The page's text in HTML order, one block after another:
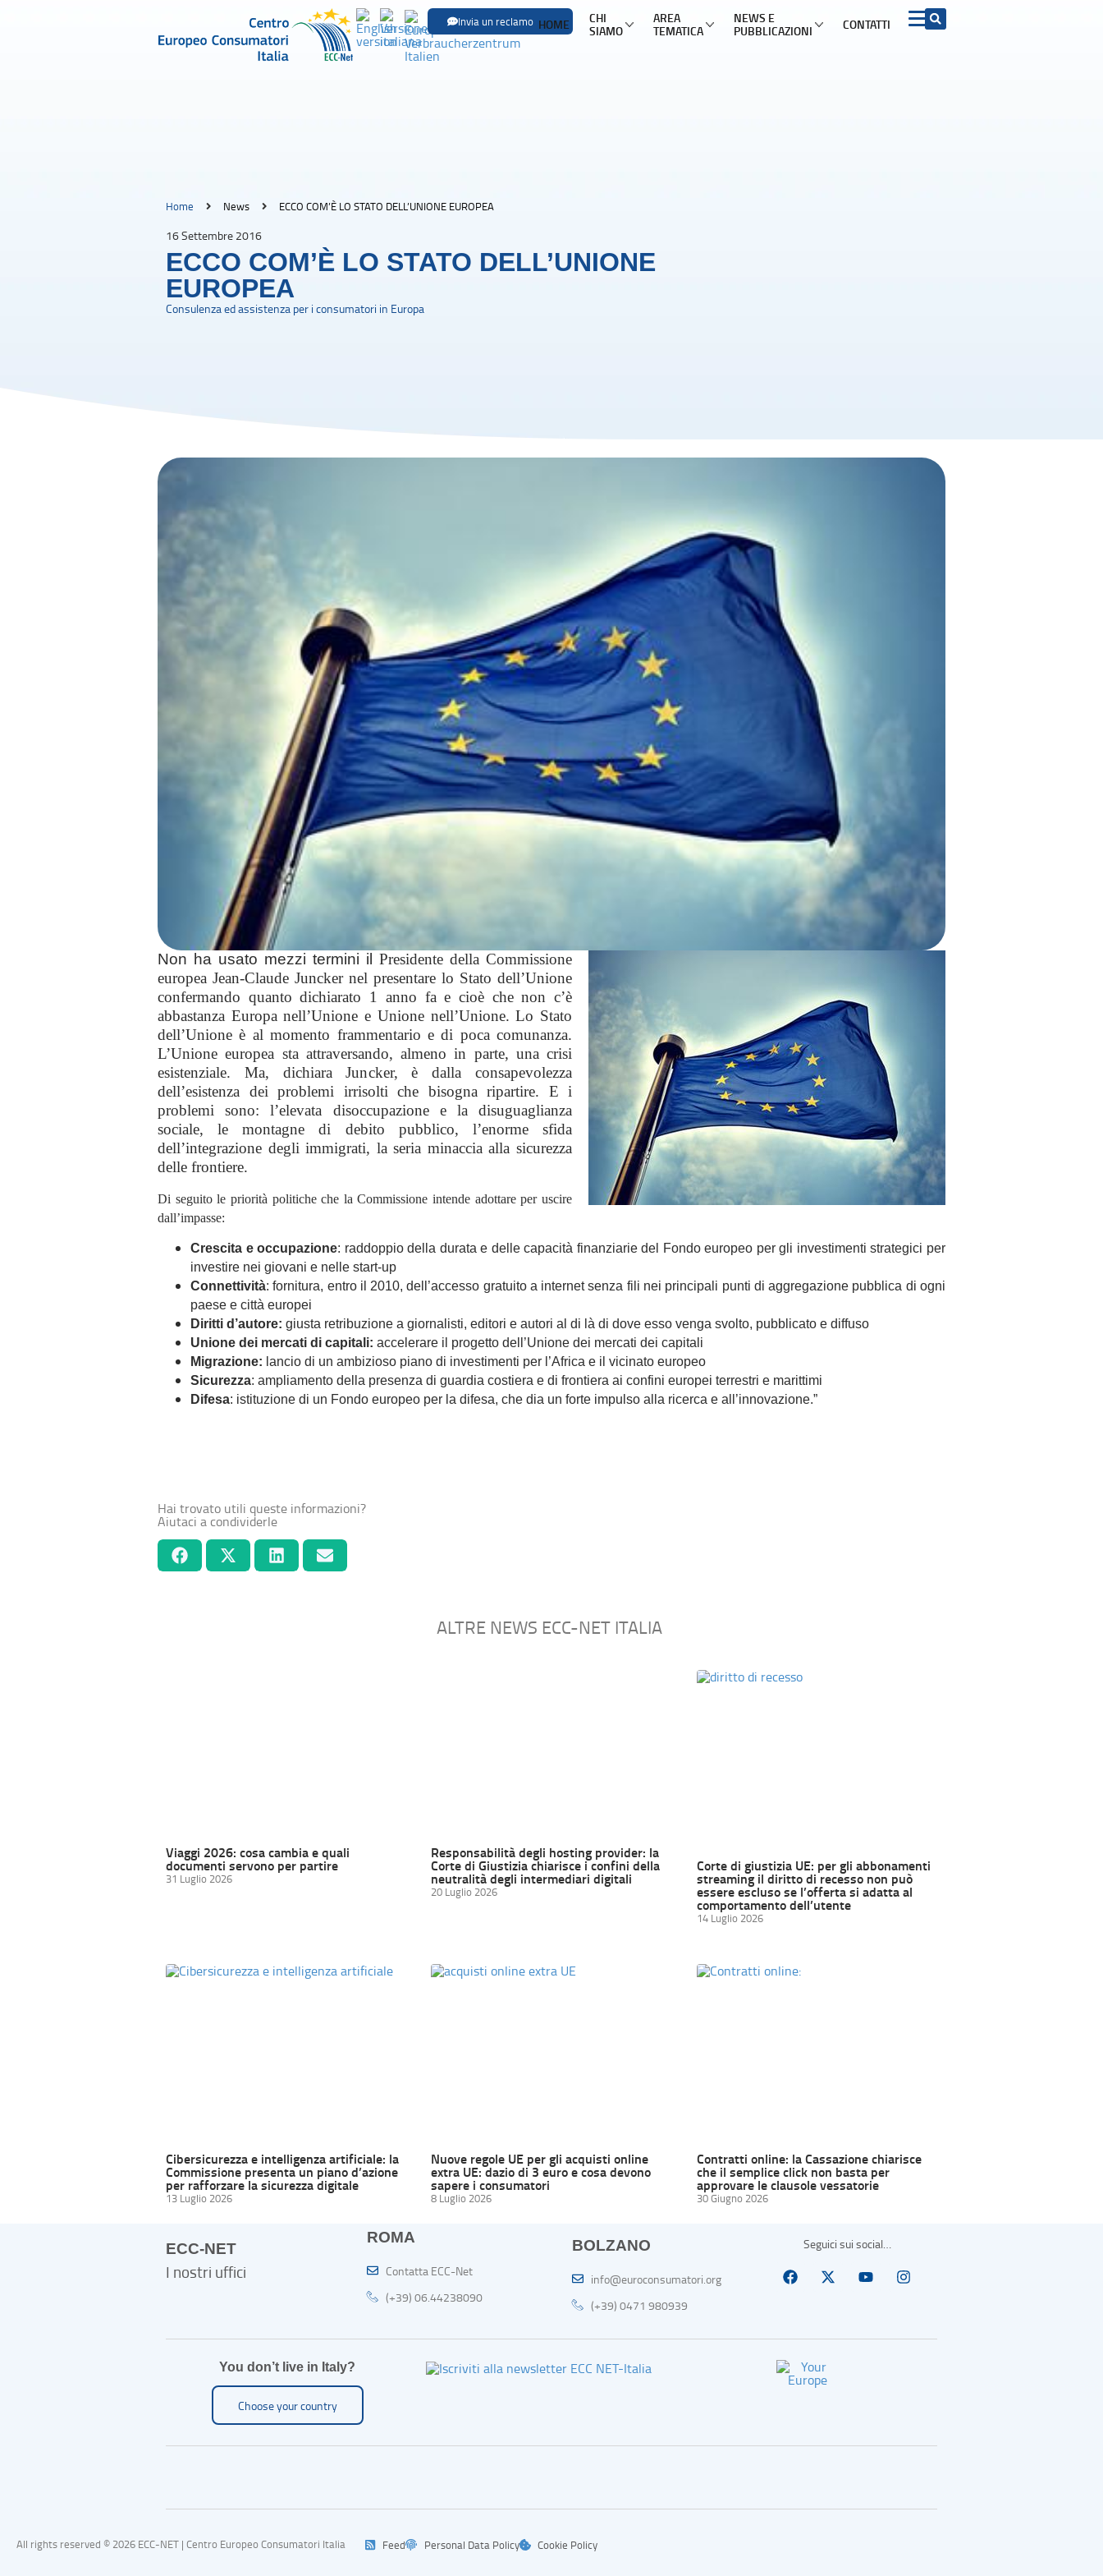
Invia un reclamo HOME CHI
SIAMO
AREA
TEMATICA
NEWS E
PUBBLICAZIONI CONTATTI
Home News ECCO COM’È LO STATO DELL’UNIONE EUROPEA
16 Settembre 2016
ECCO COM’È LO STATO DELL’UNIONE
EUROPEA
Consulenza ed assistenza per i consumatori in Europa
Non ha usato mezzi termini il Presidente della Commissione
europea Jean-Claude Juncker nel presentare lo Stato dell’Unione
confermando quanto dichiarato 1 anno fa e cioè che non c’è
abbastanza Europa nell’Unione e Unione nell’Unione. Lo Stato
dell’Unione è al momento frammentario e di poca comunanza.
L’Unione europea sta attraversando, almeno in parte, una crisi
esistenziale. Ma, dichiara Juncker, è dalla consapevolezza
dell’esistenza dei problemi irrisolti che bisogna ripartire. E i
problemi sono: l’elevata disoccupazione e la disuguaglianza
sociale, le montagne di debito pubblico, l’enorme sfida
dell’integrazione degli immigrati, la seria minaccia alla sicurezza
delle frontiere.
Di seguito le priorità politiche che la Commissione intende adottare per uscire
dall’impasse:
Crescita e occupazione: raddoppio della durata e delle capacità finanziarie del Fondo europeo per gli investimenti strategici per
investire nei giovani e nelle start-up
Connettività: fornitura, entro il 2010, dell’accesso gratuito a internet senza fili nei principali punti di aggregazione pubblica di ogni
paese e città europei
Diritti d’autore: giusta retribuzione a giornalisti, editori e autori al di là di dove esso venga svolto, pubblicato e diffuso
Unione dei mercati di capitali: accelerare il progetto dell’Unione dei mercati dei capitali
Migrazione: lancio di un ambizioso piano di investimenti per l’Africa e il vicinato europeo
Sicurezza: ampliamento della presenza di guardia costiera e di frontiera ai confini europei terrestri e marittimi
Difesa: istituzione di un Fondo europeo per la difesa, che dia un forte impulso alla ricerca e all’innovazione.”
Hai trovato utili queste informazioni?
Aiutaci a condividerle
ALTRE NEWS ECC-NET ITALIA
Viaggi 2026: cosa cambia e quali
documenti servono per partire
31 Luglio 2026
Responsabilità degli hosting provider: la
Corte di Giustizia chiarisce i confini della
neutralità degli intermediari digitali
20 Luglio 2026
Corte di giustizia UE: per gli abbonamenti
streaming il diritto di recesso non può
essere escluso se l’offerta si adatta al
comportamento dell’utente
14 Luglio 2026
Cibersicurezza e intelligenza artificiale: la
Commissione presenta un piano d’azione
per rafforzare la sicurezza digitale
13 Luglio 2026
Nuove regole UE per gli acquisti online
extra UE: dazio di 3 euro e cosa devono
sapere i consumatori
8 Luglio 2026
Contratti online: la Cassazione chiarisce
che il semplice click non basta per
approvare le clausole vessatorie
30 Giugno 2026
ECC-NET
I nostri uffici
ROMA
Contatta ECC-Net
(+39) 06.44238090
BOLZANO
info@euroconsumatori.org
(+39) 0471 980939
Seguici sui social…
You don’t live in Italy?
Choose your country
All rights reserved © 2026 ECC-NET | Centro Europeo Consumatori Italia Feed Personal Data Policy Cookie Policy